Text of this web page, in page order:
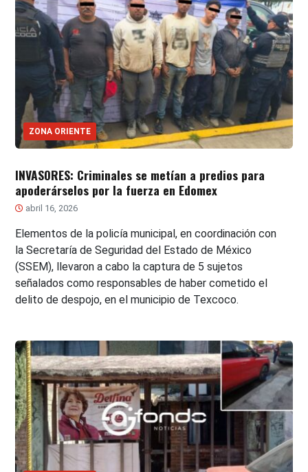
ZONA ORIENTE
INVASORES: Criminales se metían a predios para
apoderárselos por la fuerza en Edomex
abril 16, 2026
Elementos de la policía municipal, en coordinación con
la Secretaría de Seguridad del Estado de México
(SSEM), llevaron a cabo la captura de 5 sujetos
señalados como responsables de haber cometido el
delito de despojo, en el municipio de Texcoco.